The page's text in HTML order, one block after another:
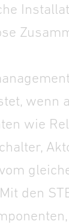
wenn
wie
den